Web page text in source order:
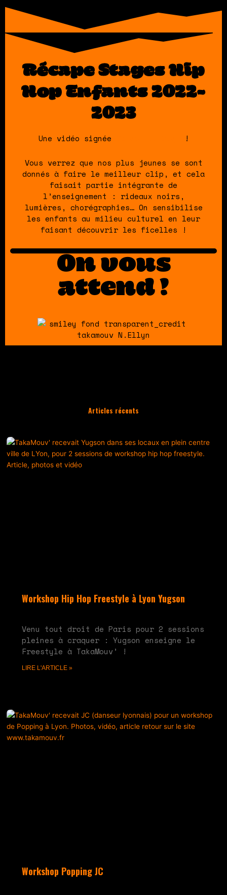
Récape Stages Hip
Hop Enfants 2022-
2023
Une vidéo signée !
Vous verrez que nos plus jeunes se sont
donnés à faire le meilleur clip, et cela
faisait partie intégrante de
l’enseignement : rideaux noirs,
lumières, chorégraphies… On sensibilise
les enfants au milieu culturel en leur
faisant découvrir les ficelles !
On vous
attend !
Articles récents
Workshop Hip Hop Freestyle à Lyon Yugson
Venu tout droit de Paris pour 2 sessions
pleines à craquer : Yugson enseigne le
Freestyle à TakaMouv’ !
LIRE L'ARTICLE »
Workshop Popping JC